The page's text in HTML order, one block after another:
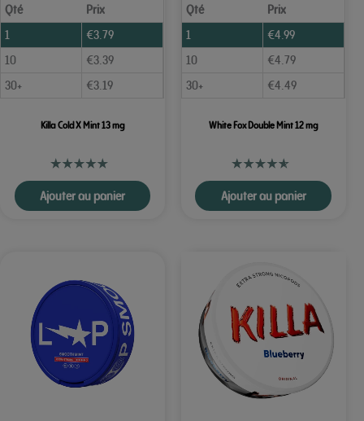
Qté
Prix
1
€3.79
10
€3.39
30+
€3.19
Killa Cold X Mint 13 mg
Ajouter au panier
Qté
Prix
1
€4.99
10
€4.79
30+
€4.49
White Fox Double Mint 12 mg
Ajouter au panier